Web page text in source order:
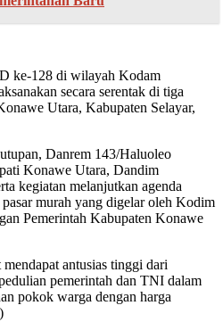
ke-128 di wilayah Kodam
secara serentak di tiga
Utara, Kabupaten Selayar,
Danrem 143/Haluoleo
Konawe Utara, Dandim
kegiatan melanjutkan agenda
murah yang digelar oleh Kodim
Pemerintah Kabupaten Konawe
antusias tinggi dari
pemerintah dan TNI dalam
pokok warga dengan harga